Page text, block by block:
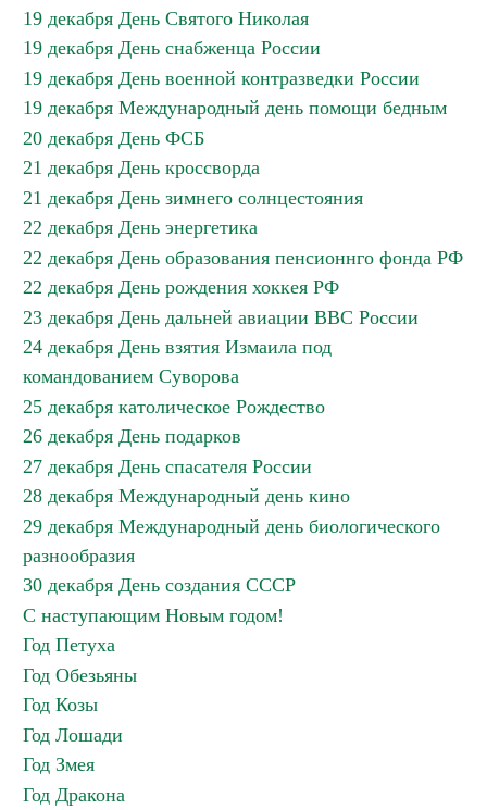
19 декабря День Святого Николая
19 декабря День снабженца России
19 декабря День военной контразведки России
19 декабря Международный день помощи бедным
20 декабря День ФСБ
21 декабря День кроссворда
21 декабря День зимнего солнцестояния
22 декабря День энергетика
22 декабря День образования пенсионнго фонда РФ
22 декабря День рождения хоккея РФ
23 декабря День дальней авиации ВВС России
24 декабря День взятия Измаила под
командованием Суворова
25 декабря католическое Рождество
26 декабря День подарков
27 декабря День спасателя России
28 декабря Международный день кино
29 декабря Международный день биологического
разнообразия
30 декабря День создания СССР
С наступающим Новым годом!
Год Петуха
Год Обезьяны
Год Козы
Год Лошади
Год Змея
Год Дракона